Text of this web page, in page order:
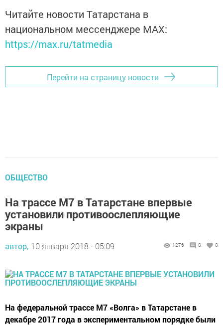
Читайте новости Татарстана в
национальном мессенджере MАХ:
https://max.ru/tatmedia
Перейти на страницу новости
ОБЩЕСТВО
На трассе М7 в Татарстане впервые
установили противоослепляющие
экраны
автор, 10 января 2018 - 05:09 1276 0 0
На федеральной трассе М7 «Волга» в Татарстане в
декабре 2017 года в экспериментальном порядке были